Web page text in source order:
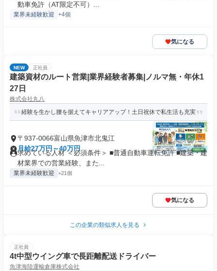
動車免許（AT限定不可）...
業界未経験歓迎 +4個
気になる
NEW 正社員
建築資材のルート営業|業界経験者募集|ノルマ無・年休1
27日
株式会社丸八
経験を生かし腰を据えてキャリアアップ！土日祝休で私生活も充実
〒937-0066富山県魚津市北鬼江
月給27万円～40万円
求めている人材 ＜必須条件＞ ■普通自動車運転免許 ■建築・建
材業界での営業経験、また...
業界未経験歓迎 +21個
気になる
この企業の類似求人を見る
正社員
4t中型ウイング車で長距離配送ドライバー
魚津海陸運輸倉庫株式会社